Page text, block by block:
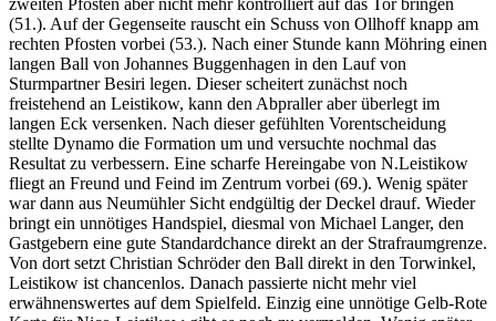
(51.). Auf der Gegenseite rauscht ein Schuss von Ollhoff knapp am
rechten Pfosten vorbei (53.). Nach einer Stunde kann Möhring einen
langen Ball von Johannes Buggenhagen in den Lauf von
Sturmpartner Besiri legen. Dieser scheitert zunächst noch
freistehend an Leistikow, kann den Abpraller aber überlegt im
langen Eck versenken. Nach dieser gefühlten Vorentscheidung
stellte Dynamo die Formation um und versuchte nochmal das
Resultat zu verbessern. Eine scharfe Hereingabe von N.Leistikow
fliegt an Freund und Feind im Zentrum vorbei (69.). Wenig später
war dann aus Neumühler Sicht endgültig der Deckel drauf. Wieder
bringt ein unnötiges Handspiel, diesmal von Michael Langer, den
Gastgebern eine gute Standardchance direkt an der Strafraumgrenze.
Von dort setzt Christian Schröder den Ball direkt in den Torwinkel,
Leistikow ist chancenlos. Danach passierte nicht mehr viel
erwähnenswertes auf dem Spielfeld. Einzig eine unnötige Gelb-Rote